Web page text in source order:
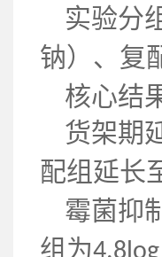
实验分
钠）、复
核心结
货架期
配组延长
霉菌抑
组为